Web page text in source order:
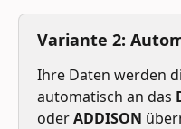
Variante 2:
Ihre Daten werden
automatisch an das
oder ADDISON